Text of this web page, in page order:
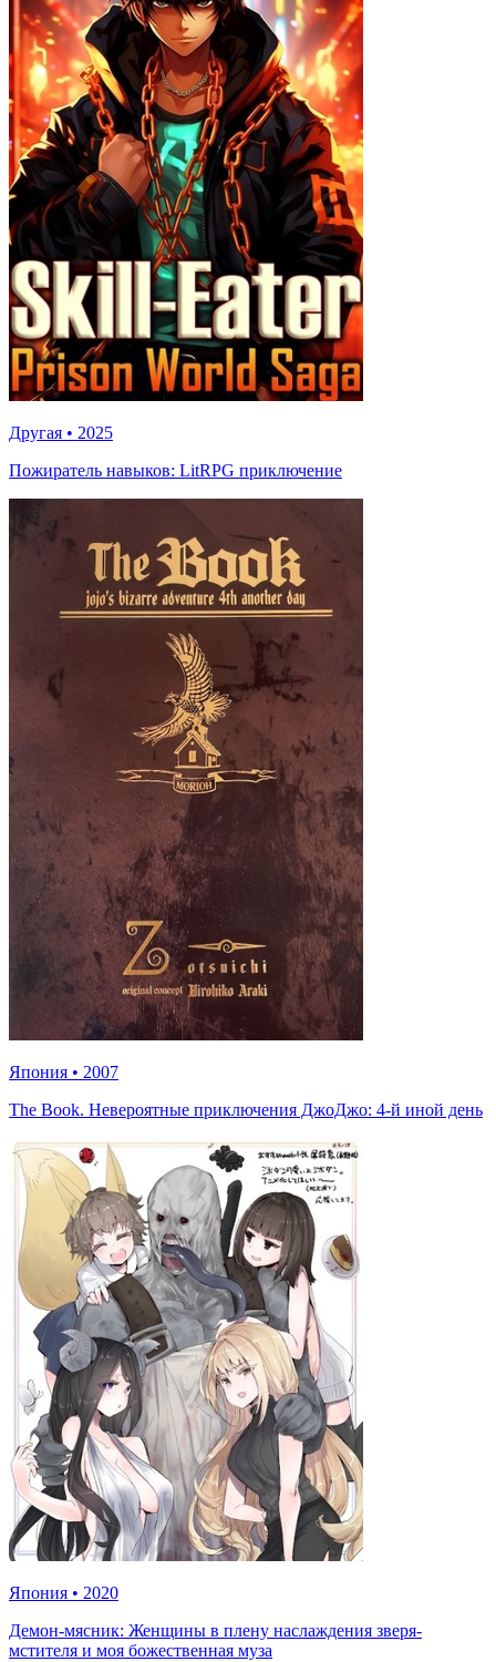
Другая • 2025
Пожиратель навыков: LitRPG приключение
Япония • 2007
The Book. Невероятные приключения ДжоДжо: 4-й иной день
Япония • 2020
Демон-мясник: Женщины в плену наслаждения зверя-
мстителя и моя божественная муза